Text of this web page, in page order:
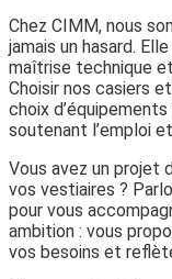
Chez CIMM, nous
jamais un hasard.
maîtrise technique
Choisir nos casiers
choix
soutenant l’emploi
Vous avez un projet
vos vestiaires ?
pour vous
ambition : vous
vos besoins et